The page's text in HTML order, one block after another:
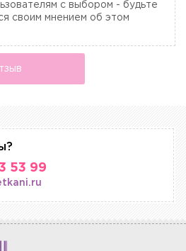
с выбором - будьте
своим мнением об этом
53 99